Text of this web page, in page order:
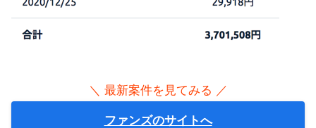
＼ 最新案件を見てみる ／
ファンズのサイトへ